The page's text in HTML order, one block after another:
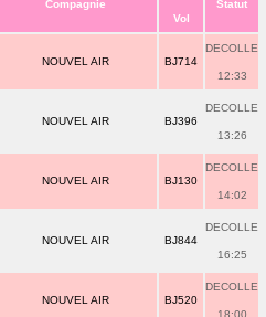
Compagnie
Vol
Statut
NOUVEL AIR BJ714
DECOLLE
12:33
NOUVEL AIR BJ396
DECOLLE
13:26
NOUVEL AIR BJ130
DECOLLE
14:02
NOUVEL AIR BJ844
DECOLLE
16:25
NOUVEL AIR BJ520
DECOLLE
18:00